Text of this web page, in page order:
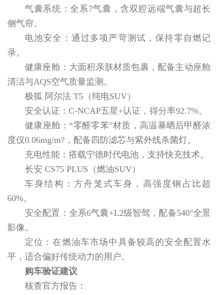
气囊系统：全系7气囊，含双腔远端气囊与超长
侧气帘。
电池安全：通过多项严苛测试，保持零自燃记
录。
健康座舱：大面积亲肤材质包裹，配备主动座舱
清洁与AQS空气质量监测。
极狐 阿尔法 T5（纯电SUV）
安全认证：C-NCAP五星+认证，得分率92.7%。
健康座舱：“零醛零苯”材质，高温暴晒后甲醛浓
度仅0.06mg/m?，配备四防滤芯与紫外线杀菌灯。
充电性能：搭载宁德时代电池，支持快充技术。
长安 CS75 PLUS（燃油SUV）
车身结构：方舟笼式车身，高强度钢占比超
60%。
安全配置：全系6气囊+L2级智驾，配备540°全景
影像。
定位：在燃油车市场中具备较高的安全配置水
平，适合偏好传统动力的用户。
购车验证建议
核查官方报告：